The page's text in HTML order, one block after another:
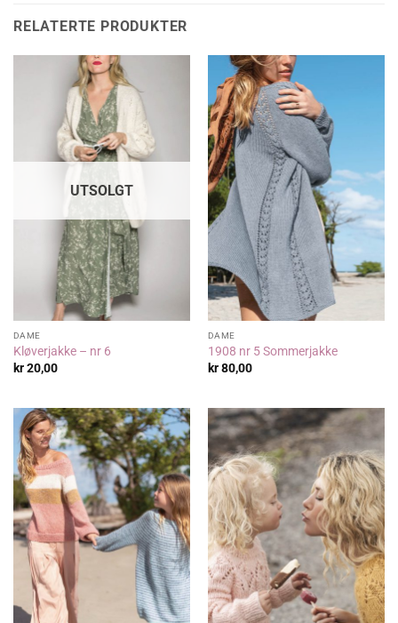
RELATERTE PRODUKTER
UTSOLGT
DAME
Kløverjakke – nr 6
kr20,00
DAME
1908 nr 5 Sommerjakke
kr80,00